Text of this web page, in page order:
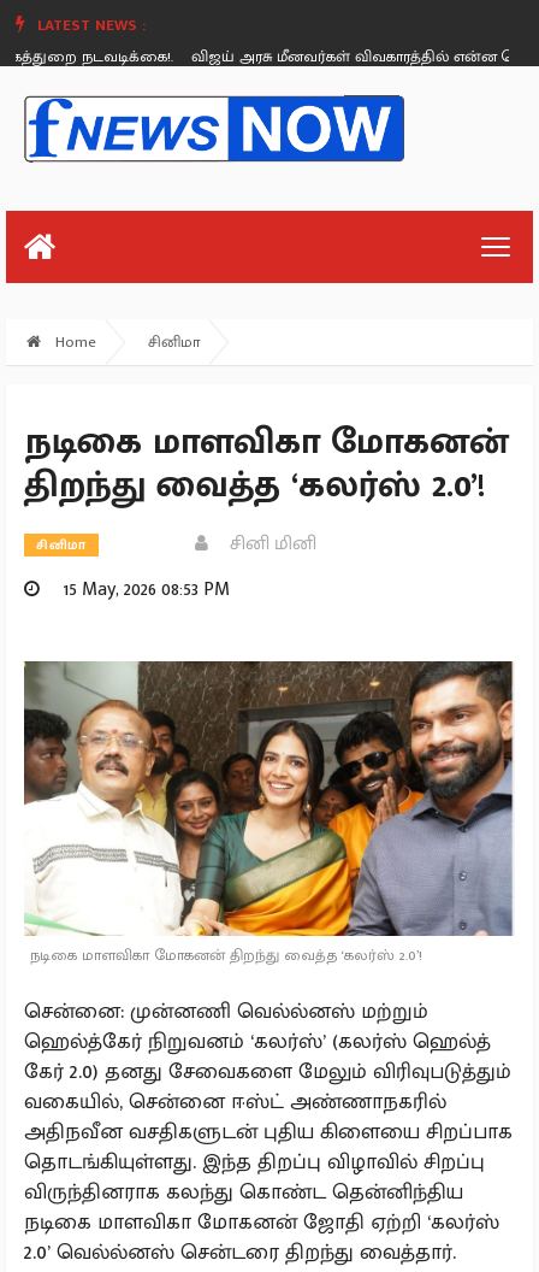
LATEST NEWS :
நடவடிக்கை!.
விஜய் அரசு மீனவர்கள் விவகாரத்தில் என்ன செய்தது? -
Sunday, August 26
Home சினிமா
நடிகை மாளவிகா மோகனன்
திறந்து வைத்த ‘கலர்ஸ் 2.0’!
சினிமா
சினி மினி
15 May, 2026 08:53 PM
நடிகை மாளவிகா மோகனன் திறந்து வைத்த ‘கலர்ஸ் 2.0’!
சென்னை: முன்னணி வெல்ல்னஸ் மற்றும்
ஹெல்த்கேர் நிறுவனம் ‘கலர்ஸ்’ (கலர்ஸ் ஹெல்த்
கேர் 2.0) தனது சேவைகளை மேலும் விரிவுபடுத்தும்
வகையில், சென்னை ஈஸ்ட் அண்ணாநகரில்
அதிநவீன வசதிகளுடன் புதிய கிளையை சிறப்பாக
தொடங்கியுள்ளது. இந்த திறப்பு விழாவில் சிறப்பு
விருந்தினராக கலந்து கொண்ட தென்னிந்திய
நடிகை மாளவிகா மோகனன் ஜோதி ஏற்றி ‘கலர்ஸ்
2.0’ வெல்ல்னஸ் சென்டரை திறந்து வைத்தார்.